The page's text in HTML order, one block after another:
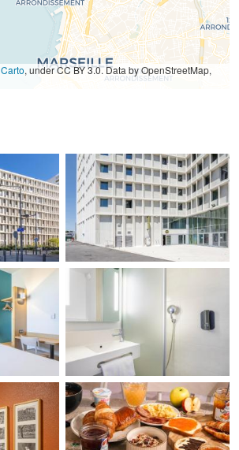
Carto, under CC BY 3.0. Data by OpenStreetMap,